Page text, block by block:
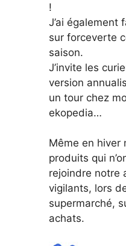
!
J’ai également
sur forceverte
saison.
J’invite les
version
un tour chez
ekopedia…
Même en hiver
produits qui
rejoindre notre
vigilants, lors
supermarché,
achats.